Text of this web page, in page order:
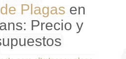
Plagas en
Precio y